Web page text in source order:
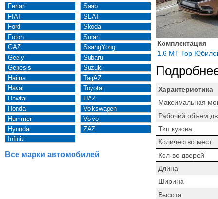
Ferrari
FIAT
Ford
Foton
GAZ
Geely
Genesis
Haima
Haval
Hawtai
Honda
Hummer
Hyundai
Infiniti
Saab
SEAT
Skoda
Smart
SsangYong
Subaru
Suzuki
TagAZ
Toyota
UAZ
Volkswagen
Volvo
ZAZ
Все марки автомобилей
Комплектация
1.6 МТ Top
Характеристика
Максимальная
Рабочий объем
Тип кузова
Количество мест
Кол-во дверей
Длина
Ширина
Высота